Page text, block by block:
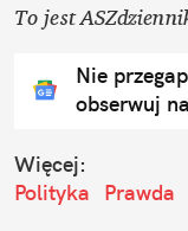
To jest
Nie
obserwuj
Więcej:
Polityka
Prawda